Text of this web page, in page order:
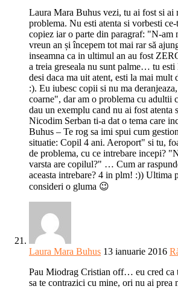
Laura Mara Buhus vezi, tu ai fost si ai
problema. Nu esti atenta si vorbesti
copiez iar o parte din paragraf: "N-am
vreun an și începem tot mai rar să
inseamna ca in ultimul an au fost
a treia greseala nu sunt palme… tu
desi daca ma uit atent, esti la mai mult
:). Eu iubesc copii si nu ma
coarne", dar am o problema cu
dau un exemplu cand nu ai fost atenta
Nicodim Serban ti-a dat o tema care
Buhus – Te rog sa imi spui cum
situatie: Copil 4 ani. Aeroport" si tu,
de problema, cu ce intrebare incepi?
varsta are copilul?" … Cum ar
aceasta intrebare? 4 in plm! :)) Ultima
consideri o gluma 😉
Laura Mara Buhus 13 ianuarie 2016
Pau Miodrag Cristian off… eu cred ca
sa te contrazici cu mine, ori nu ai prea